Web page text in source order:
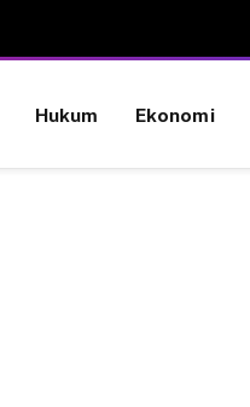
Hukum Ekonomi